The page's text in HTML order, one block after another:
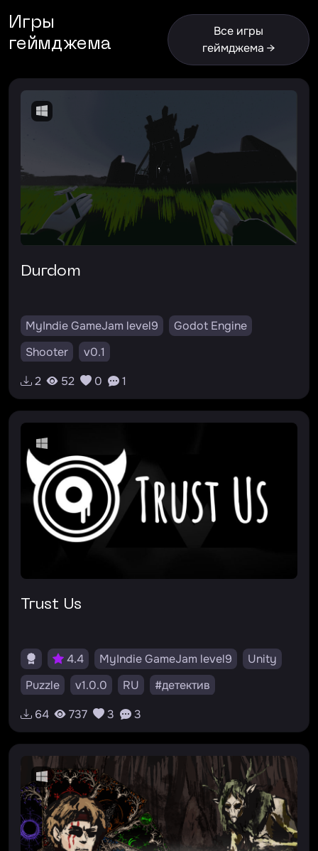
Игры
геймджема
Все игры
геймджема →
Durdom
MyIndie GameJam level9
Godot Engine
Shooter
v0.1
2
52 0 1
Trust Us
4.4 MyIndie GameJam level9
Unity
Puzzle
v1.0.0 RU
#детектив
64
737 3 3